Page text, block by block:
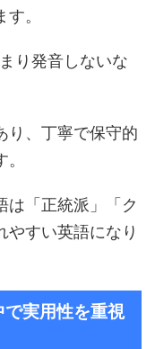
。
り発音しないな
り、丁寧で保守的
は「正統派」「ク
やすい英語になり
で実用性を重視